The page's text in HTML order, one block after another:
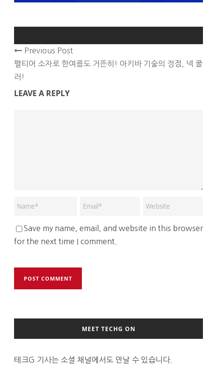
Previous Post
펠티어 소자로 한여름도 거뜬히! 아키바 기술의 정점, 넥 쿨
러!
LEAVE A REPLY
Save my name, email, and website in this browser
for the next time I comment.
MEET TECHG ON
테크G 기사는 소셜 채널에서도 만날 수 있습니다.